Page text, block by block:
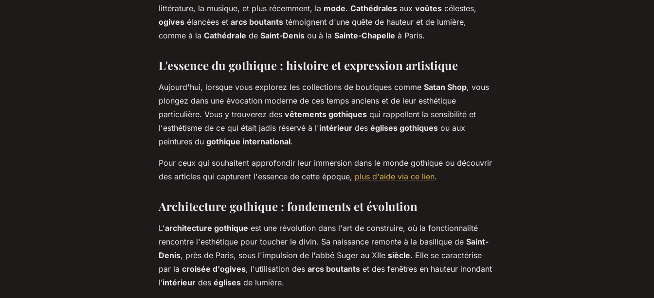
littérature, la musique, et plus récemment, la mode. Cathédrales aux voûtes célestes,
ogives élancées et arcs boutants témoignent d'une quête de hauteur et de lumière,
comme à la Cathédrale de Saint-Denis ou à la Sainte-Chapelle à Paris.
L'essence du gothique : histoire et expression artistique
Aujourd'hui, lorsque vous explorez les collections de boutiques comme Satan Shop, vous
plongez dans une évocation moderne de ces temps anciens et de leur esthétique
particulière. Vous y trouverez des vêtements gothiques qui rappellent la sensibilité et
l'esthétisme de ce qui était jadis réservé à l'intérieur des églises gothiques ou aux
peintures du gothique international.
Pour ceux qui souhaitent approfondir leur immersion dans le monde gothique ou découvrir
des articles qui capturent l'essence de cette époque, plus d'aide via ce lien.
Architecture gothique : fondements et évolution
L'architecture gothique est une révolution dans l'art de construire, où la fonctionnalité
rencontre l'esthétique pour toucher le divin. Sa naissance remonte à la basilique de Saint-
Denis, près de Paris, sous l'impulsion de l'abbé Suger au XIIe siècle. Elle se caractérise
par la croisée d'ogives, l'utilisation des arcs boutants et des fenêtres en hauteur inondant
l’intérieur des églises de lumière.